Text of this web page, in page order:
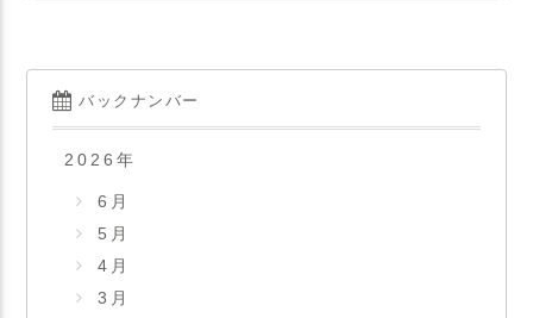
バックナンバー
2026 年
6月
5月
4月
3月